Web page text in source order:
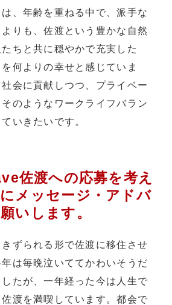
、年齢を重ねる中で、派手な
りも、佐渡という豊かな自然
ちと共に穏やかで充実した
何よりの幸せと感じていま
会に貢献しつつ、プライベー
そのようなワークライフバラン
いきたいです。
佐渡への応募を考え
メッセージ・アドバ
いします。
ずられる形で佐渡に移住させ
は毎晩泣いててかわいそうだ
たが、一年経った今は人生で
渡を満喫しています。都会で